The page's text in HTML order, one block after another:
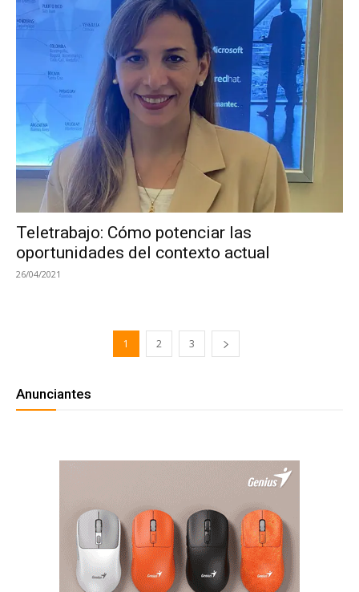
Teletrabajo: Cómo potenciar las
oportunidades del contexto actual
26/04/2021
1 2 3
Anunciantes